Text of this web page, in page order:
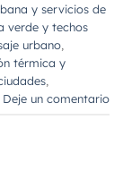
y servicios de
verde y techos
urbano
térmica y
Deje un comentario